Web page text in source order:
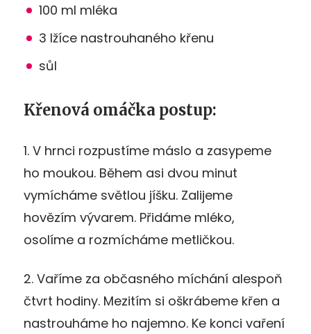
100 ml mléka
3 lžíce nastrouhaného křenu
sůl
Křenová omáčka postup:
1. V hrnci rozpustíme máslo a zasypeme
ho moukou. Během asi dvou minut
vymícháme světlou jíšku. Zalijeme
hovězím vývarem. Přidáme mléko,
osolíme a rozmícháme metličkou.
2. Vaříme za občasného míchání alespoň
čtvrt hodiny. Mezitím si oškrábeme křen a
nastrouháme ho najemno. Ke konci vaření